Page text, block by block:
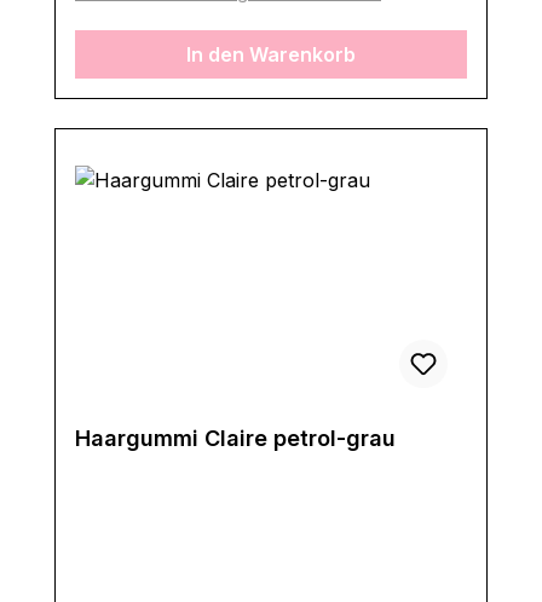
In den Warenkorb
Haargummi Claire petrol-grau